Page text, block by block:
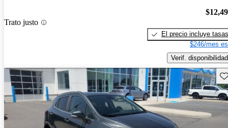
Trato justo
El precio incluye tasas
$246/mes
Verif. disponibilidad